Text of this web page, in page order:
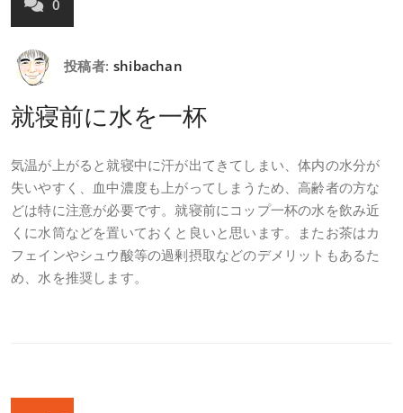
0
投稿者: shibachan
就寝前に水を一杯
気温が上がると就寝中に汗が出てきてしまい、体内の水分が
失いやすく、血中濃度も上がってしまうため、高齢者の方な
どは特に注意が必要です。就寝前にコップ一杯の水を飲み近
くに水筒などを置いておくと良いと思います。またお茶はカ
フェインやシュウ酸等の過剰摂取などのデメリットもあるた
め、水を推奨します。